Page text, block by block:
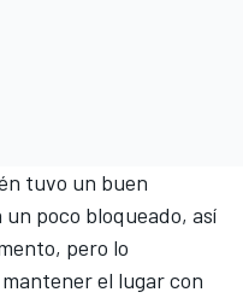
tuvo un buen
poco bloqueado, así
pero lo
el lugar con